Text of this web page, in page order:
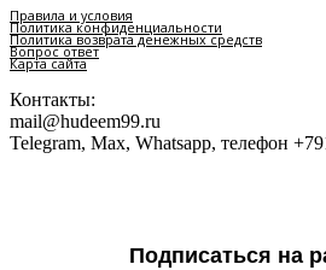
Правила и условия
Политика конфиденциальности
Политика возврата денежных средств
Вопрос ответ
Карта сайта
Контакты:
mail@hudeem99.ru
Telegram, Max, Whatsapp, телефон
Подписаться на